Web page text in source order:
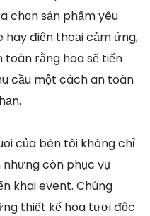
chọn sản phẩm yêu
hay điện thoại cảm ứng,
rằng hoa sẽ tiến
cầu một cách an toàn
của bên tôi không chỉ
còn phục vụ
khai event. Chúng
thiết kế hoa tươi độc